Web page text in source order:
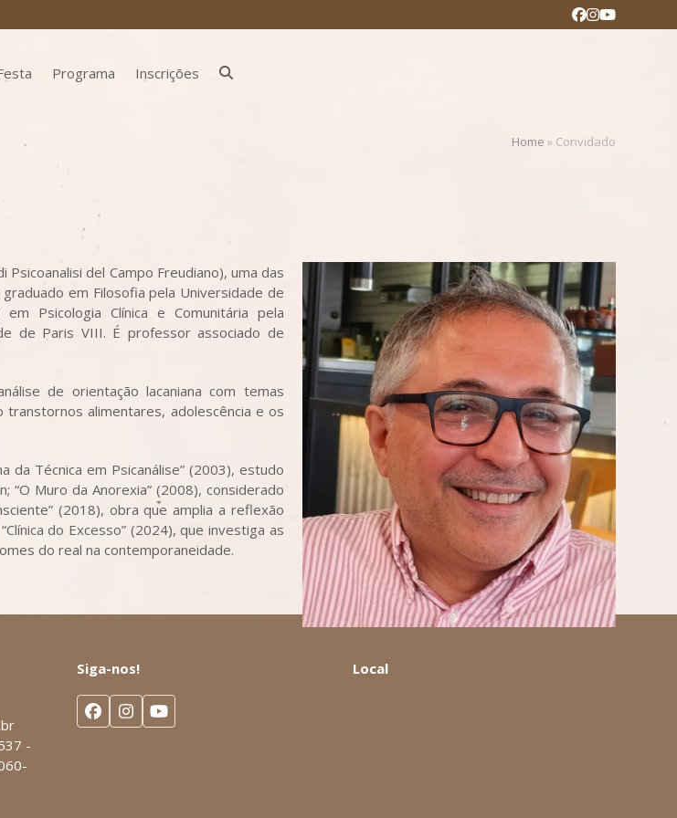
Facebook
Instagram
YouTube
Programa Inscrições
Home » Convidado
Psicoanalisi del Campo Freudiano), uma das
em Filosofia pela Universidade de
Psicologia Clínica e Comunitária pela
de Paris VIII. É professor associado de
de orientação lacaniana com temas
alimentares, adolescência e os
da Técnica em Psicanálise” (2003), estudo
“O Muro da Anorexia” (2008), considerado
(2018), obra que amplia a reflexão
do Excesso” (2024), que investiga as
do real na contemporaneidade.
-
Siga-nos!
Facebook
Instagram
YouTube
Local